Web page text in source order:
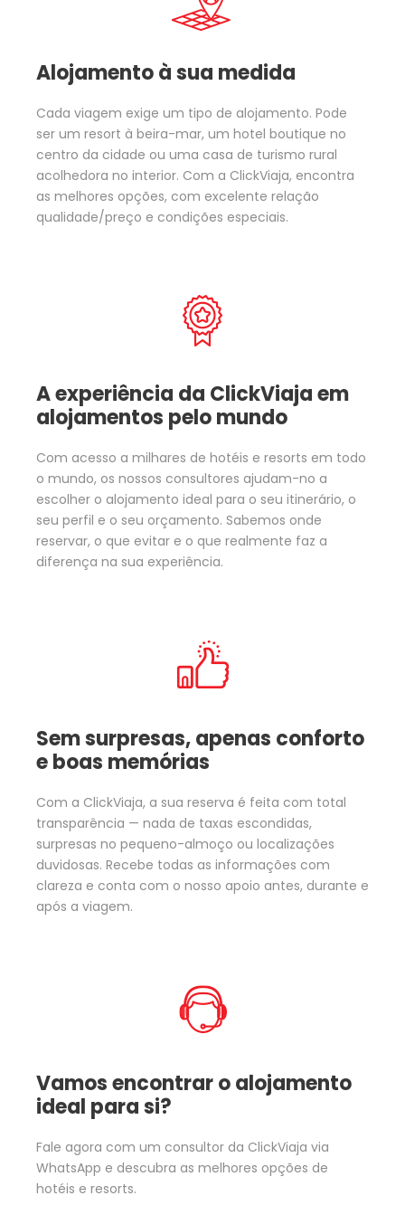
Alojamento à sua medida
Cada viagem exige um tipo de alojamento. Pode
ser um resort à beira-mar, um hotel boutique no
centro da cidade ou uma casa de turismo rural
acolhedora no interior. Com a ClickViaja, encontra
as melhores opções, com excelente relação
qualidade/preço e condições especiais.
A experiência da ClickViaja em
alojamentos pelo mundo
Com acesso a milhares de hotéis e resorts em todo
o mundo, os nossos consultores ajudam-no a
escolher o alojamento ideal para o seu itinerário, o
seu perfil e o seu orçamento. Sabemos onde
reservar, o que evitar e o que realmente faz a
diferença na sua experiência.
Sem surpresas, apenas conforto
e boas memórias
Com a ClickViaja, a sua reserva é feita com total
transparência — nada de taxas escondidas,
surpresas no pequeno-almoço ou localizações
duvidosas. Recebe todas as informações com
clareza e conta com o nosso apoio antes, durante e
após a viagem.
Vamos encontrar o alojamento
ideal para si?
Fale agora com um consultor da ClickViaja via
WhatsApp e descubra as melhores opções de
hotéis e resorts.